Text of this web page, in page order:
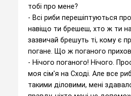
тобі про мене?
- Всі риби перешіптуються
навіщо ти брешеш, хто ж ти
зазвичай брешуть ті, кому є
погане. Що ж поганого
- Нічого поганого! Нічого.
моя сім'я на Сході. Але все
такими діловими, мені